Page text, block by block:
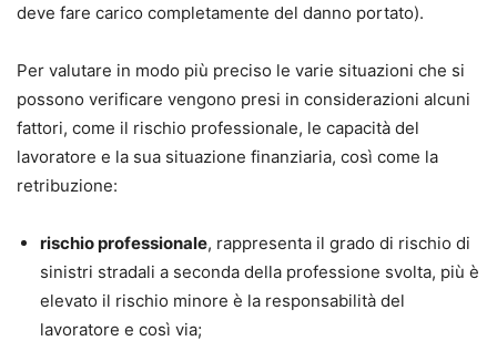
deve fare carico completamente del danno portato).
Per valutare in modo più preciso le varie situazioni che si
possono verificare vengono presi in considerazioni alcuni
fattori, come il rischio professionale, le capacità del
lavoratore e la sua situazione finanziaria, così come la
retribuzione:
rischio professionale, rappresenta il grado di rischio di
sinistri stradali a seconda della professione svolta, più è
elevato il rischio minore è la responsabilità del
lavoratore e così via;